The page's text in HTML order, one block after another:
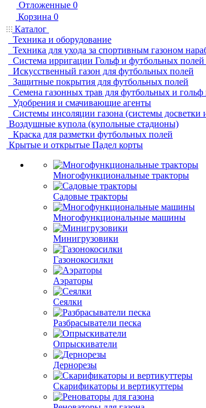
Отложенные 0
Корзина 0
Каталог
Техника и оборудование
Техника для ухода за спортивным газоном
Система ирригации Гольф и футбольных
Искусственный газон для футбольных полей
Защитные покрытия для футбольных полей
Семена газонных трав для футбольных и гольф
Удобрения и смачивающие агенты
Системы инсоляции газона (системы досветки
Воздушные купола (купольные стадионы)
Краска для разметки футбольных полей
Крытые и открытые Падел корты
Многофункциональные тракторы
Садовые тракторы
Многофункциональные машины
Минигрузовики
Газонокосилки
Аэраторы
Сеялки
Разбрасыватели песка
Опрыскиватели
Дернорезы
Скарификаторы и вертикуттеры